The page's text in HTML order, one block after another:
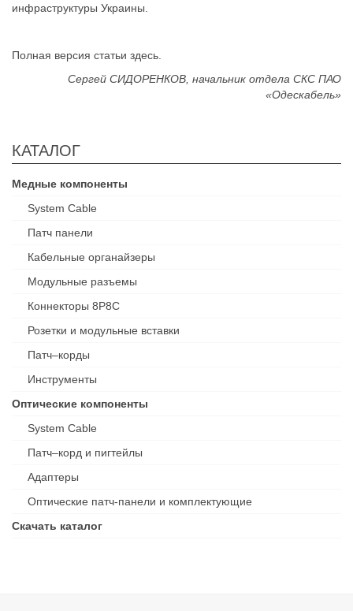
инфраструктуры Украины.
Полная версия статьи здесь
Сергей СИДОРЕНКОВ, начальник отдела СКС ПАО
«Одескабель»
КАТАЛОГ
Медные компоненты
System Cable
Патч панели
Кабельные органайзеры
Модульные разъемы
Коннекторы 8P8C
Розетки и модульные вставки
Патч–корды
Инструменты
Оптические компоненты
System Cable
Патч–корд и пигтейлы
Адаптеры
Оптические патч-панели и комплектующие
Скачать каталог